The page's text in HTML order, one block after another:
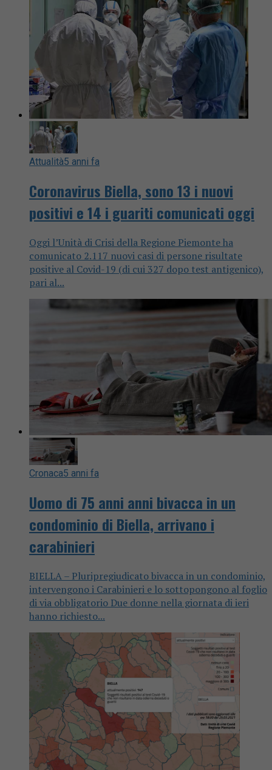
Attualità5 anni fa
Coronavirus Biella, sono 13 i nuovi
positivi e 14 i guariti comunicati oggi
Oggi l’Unità di Crisi della Regione Piemonte ha
comunicato 2.117 nuovi casi di persone risultate
positive al Covid-19 (di cui 327 dopo test antigenico),
pari al...
Cronaca5 anni fa
Uomo di 75 anni anni bivacca in un
condominio di Biella, arrivano i
carabinieri
BIELLA – Pluripregiudicato bivacca in un condominio,
intervengono i Carabinieri e lo sottopongono al foglio
di via obbligatorio Due donne nella giornata di ieri
hanno richiesto...